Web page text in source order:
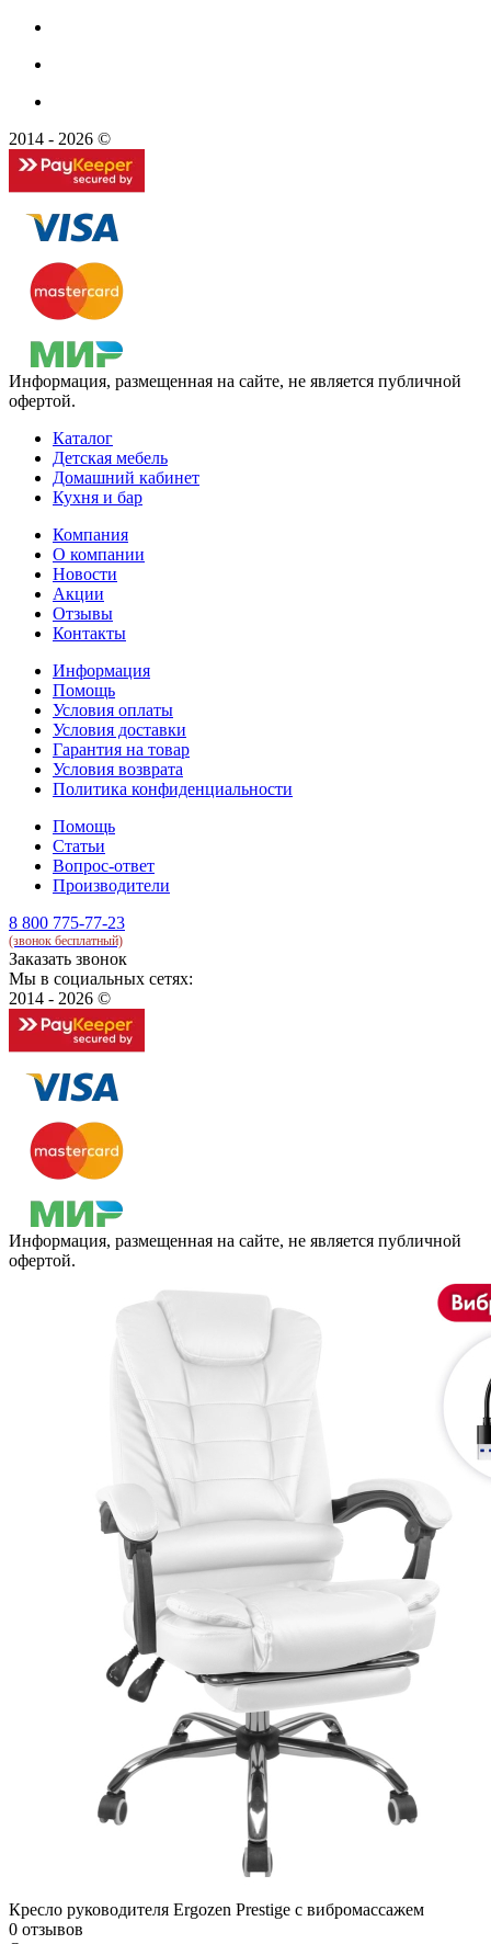
2014 - 2026 ©
Информация, размещенная на сайте, не является публичной
офертой.
Каталог
Детская мебель
Домашний кабинет
Кухня и бар
Компания
О компании
Новости
Акции
Отзывы
Контакты
Информация
Помощь
Условия оплаты
Условия доставки
Гарантия на товар
Условия возврата
Политика конфиденциальности
Помощь
Статьи
Вопрос-ответ
Производители
8 800 775-77-23
(звонок бесплатный)
Заказать звонок
Мы в социальных сетях:
2014 - 2026 ©
Информация, размещенная на сайте, не является публичной
офертой.
Кресло руководителя Ergozen Prestige с вибромассажем
0 отзывов